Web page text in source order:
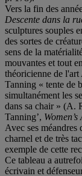
Vers la fin des
Descente dans la
sculptures souples
des sortes de
sens de la
mouvantes et tout
théoricienne de l'art
Tanning « tente de
simultanément les
dans sa chair » (A.
Tanning’,
Avec ses méandres
charnel et de très
exemple de cette
Ce tableau a
écrivain et